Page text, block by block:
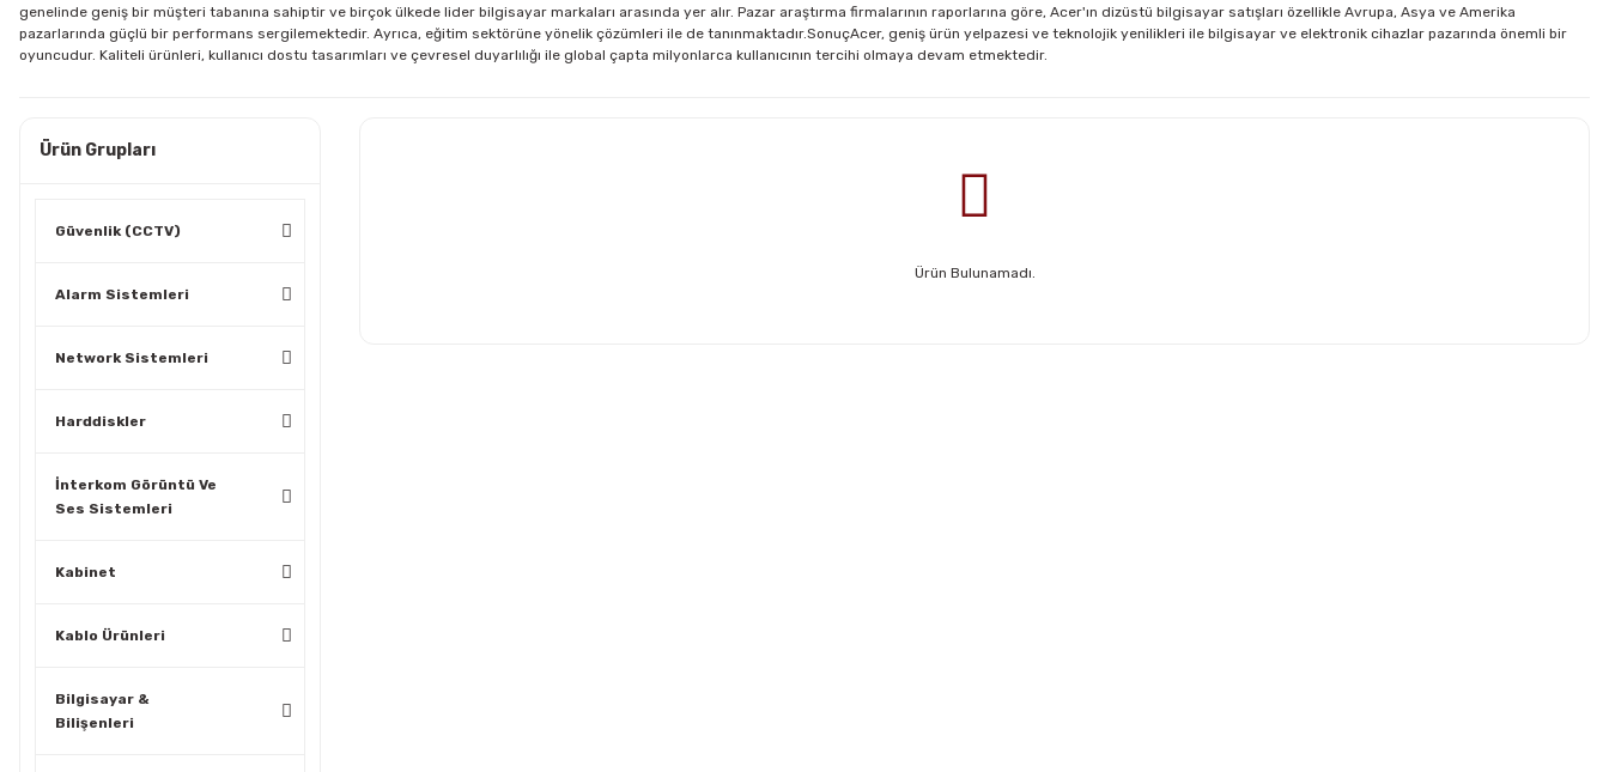
genelinde geniş bir müşteri tabanına sahiptir ve birçok ülkede lider bilgisayar markaları arasında yer alır. Pazar araştırma firmalarının raporlarına göre, Acer'ın dizüstü bilgisayar satışları özellikle Avrupa, Asya ve Amerika
pazarlarında güçlü bir performans sergilemektedir. Ayrıca, eğitim sektörüne yönelik çözümleri ile de tanınmaktadır.SonuçAcer, geniş ürün yelpazesi ve teknolojik yenilikleri ile bilgisayar ve elektronik cihazlar pazarında önemli bir
oyuncudur. Kaliteli ürünleri, kullanıcı dostu tasarımları ve çevresel duyarlılığı ile global çapta milyonlarca kullanıcının tercihi olmaya devam etmektedir.
Ürün Grupları
Güvenlik (CCTV)
Alarm Sistemleri
Network Sistemleri
Harddiskler
İnterkom Görüntü Ve
Ses Sistemleri
Kabinet
Kablo Ürünleri
Bilgisayar &
Bilişenleri
Ürün Bulunamadı.